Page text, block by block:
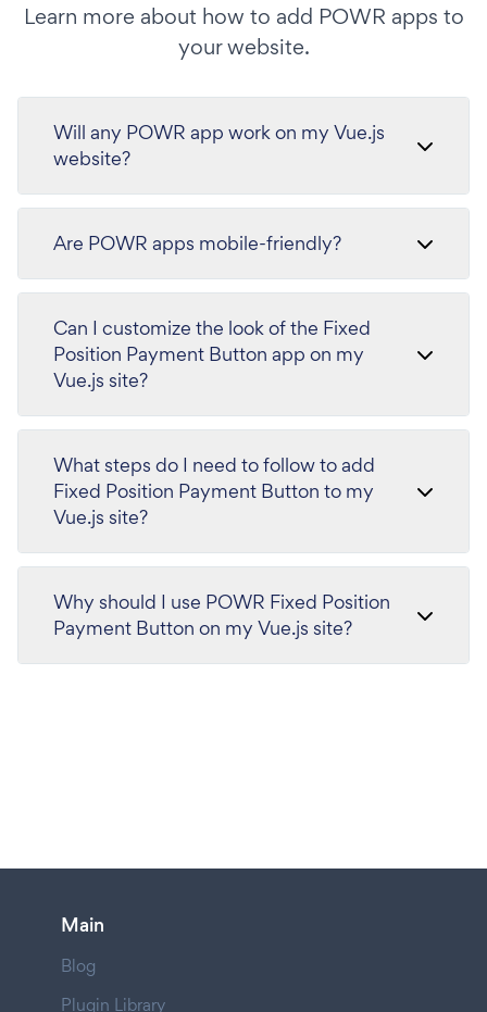
Learn more about how to add POWR apps to
your website.
Will any POWR app work on my Vue.js
website?
Are POWR apps mobile-friendly?
Can I customize the look of the Fixed
Position Payment Button app on my
Vue.js site?
What steps do I need to follow to add
Fixed Position Payment Button to my
Vue.js site?
Why should I use POWR Fixed Position
Payment Button on my Vue.js site?
Main
Blog
Plugin Library